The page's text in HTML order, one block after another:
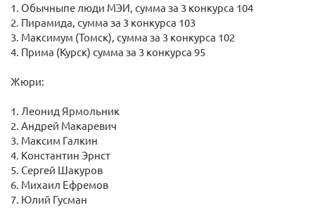
1. Обычныпе люди МЭИ, сумма за 3 конкурса 104
2. Пирамида, сумма за 3 конкурса 103
3. Максимум (Томск), сумма за 3 конкурса 102
4. Прима (Курск) сумма за 3 конкурса 95
Жюри:
1. Леонид Ярмольник
2. Андрей Макаревич
3. Максим Галкин
4. Константин Эрнст
5. Сергей Шакуров
6. Михаил Ефремов
7. Юлий Гусман